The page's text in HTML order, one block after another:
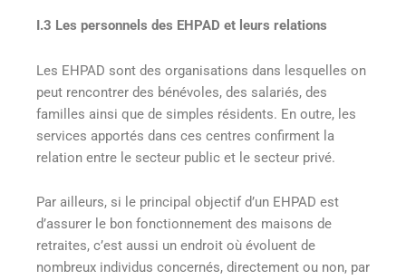
I.3 Les personnels des EHPAD et leurs relations
Les EHPAD sont des organisations dans lesquelles on
peut rencontrer des bénévoles, des salariés, des
familles ainsi que de simples résidents. En outre, les
services apportés dans ces centres confirment la
relation entre le secteur public et le secteur privé.
Par ailleurs, si le principal objectif d’un EHPAD est
d’assurer le bon fonctionnement des maisons de
retraites, c’est aussi un endroit où évoluent de
nombreux individus concernés, directement ou non, par